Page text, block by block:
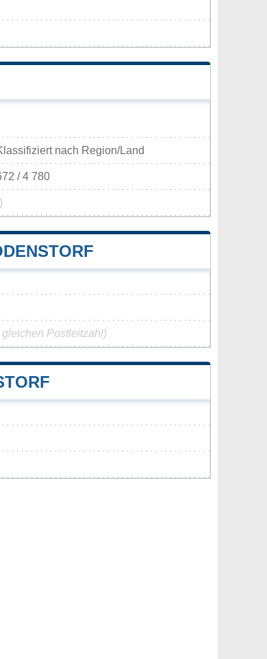
nach Region/Land
/ 4 780
Postleitzahl)